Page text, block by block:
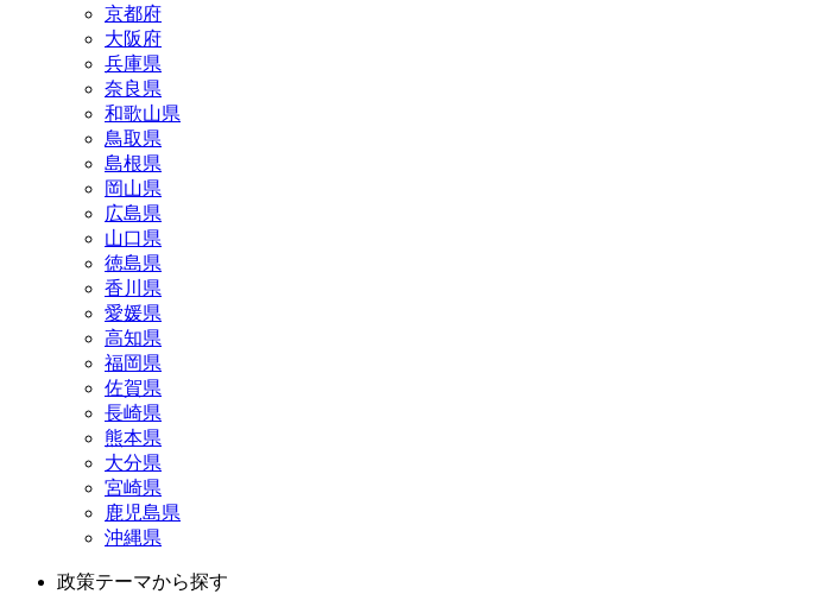
京都府
大阪府
兵庫県
奈良県
和歌山県
鳥取県
島根県
岡山県
広島県
山口県
徳島県
香川県
愛媛県
高知県
福岡県
佐賀県
長崎県
熊本県
大分県
宮崎県
鹿児島県
沖縄県
政策テーマから探す